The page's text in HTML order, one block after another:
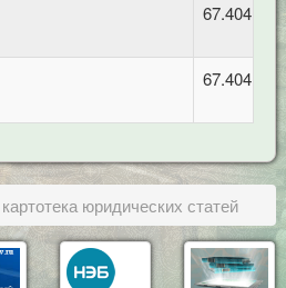
67.404.1
67.404.1
юридических статей